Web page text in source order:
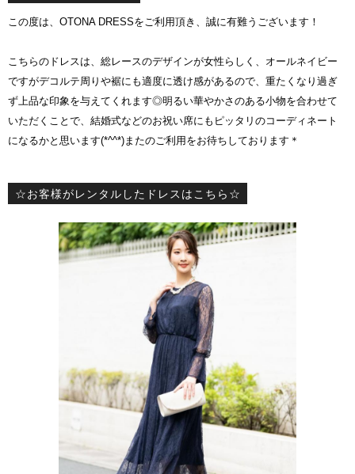
この度は、OTONA DRESSをご利用頂き、誠に有難うございます！
こちらのドレスは、総レースのデザインが女性らしく、オールネイビー
ですがデコルテ周りや裾にも適度に透け感があるので、重たくなり過ぎ
ず上品な印象を与えてくれます◎明るい華やかさのある小物を合わせて
いただくことで、結婚式などのお祝い席にもピッタリのコーディネート
になるかと思います(*^^*)またのご利用をお待ちしております＊
☆お客様がレンタルしたドレスはこちら☆